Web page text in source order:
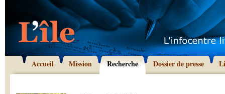
Accueil Mission Recherche Dossier de presse